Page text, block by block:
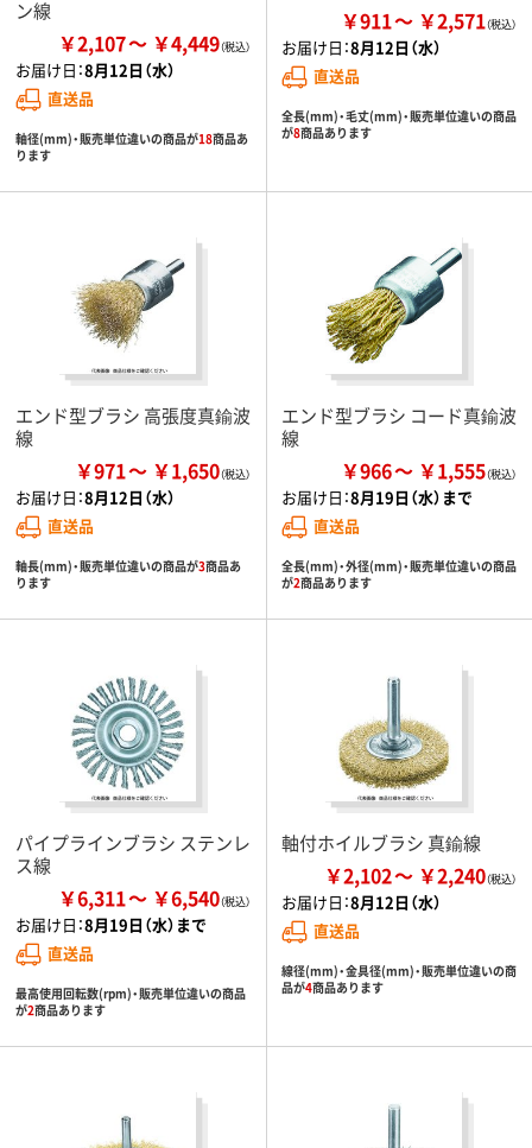
ン線
￥2,107 ￥4,449
お届け日：8月12日（水）
直送品
軸径(mm)・販売単位違いの商品が18商品あ
ります
￥911 ￥2,571
お届け日：8月12日（水）
直送品
全長(mm)・毛丈(mm)・販売単位違いの商品
が8商品あります
エンド型ブラシ 高張度真鍮波
線
￥971 ￥1,650
お届け日：8月12日（水）
直送品
軸長(mm)・販売単位違いの商品が3商品あ
ります
エンド型ブラシ コード真鍮波
線
￥966 ￥1,555
お届け日：8月19日（水）まで
直送品
全長(mm)・外径(mm)・販売単位違いの商品
が2商品あります
パイプラインブラシ ステンレ
ス線
￥6,311 ￥6,540
お届け日：8月19日（水）まで
直送品
最高使用回転数(rpm)・販売単位違いの商品
が2商品あります
軸付ホイルブラシ 真鍮線
￥2,102 ￥2,240
お届け日：8月12日（水）
直送品
線径(mm)・金具径(mm)・販売単位違いの商
品が4商品あります